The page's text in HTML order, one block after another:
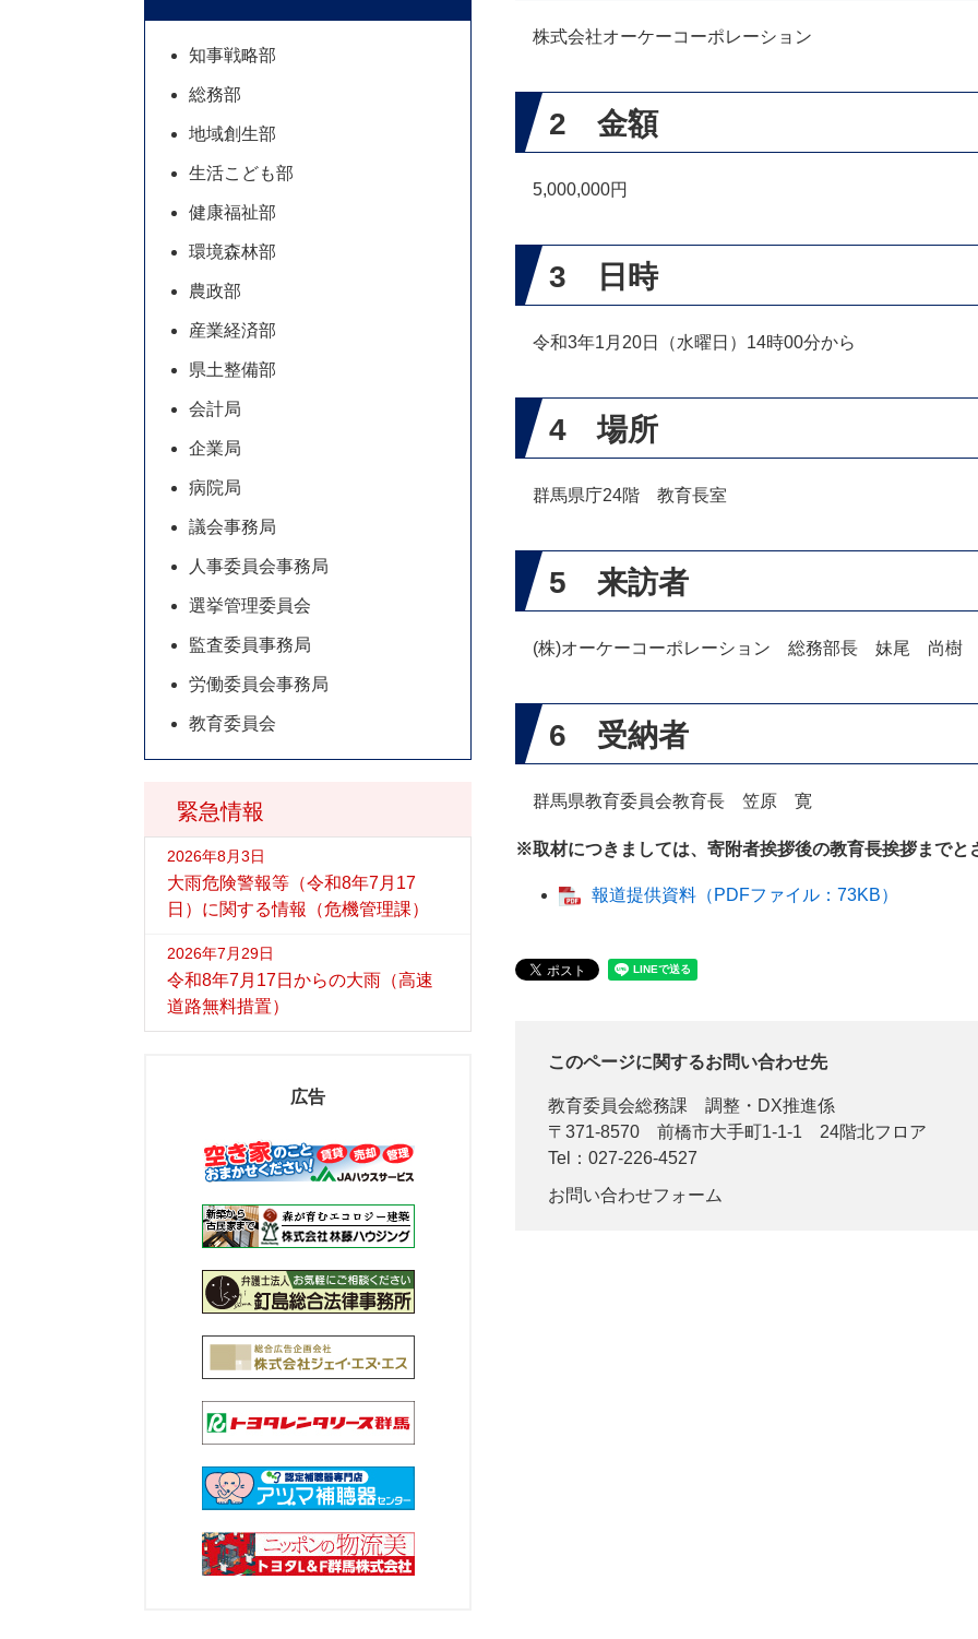
株式会社オーケーコーポレーション
2 金額
5,000,000円
3 日時
令和3年1月20日（水曜日）14時00分から
4 場所
群馬県庁24階 教育長室
5 来訪者
(株)オーケーコーポレーション 総務部長 妹尾 尚樹
6 受納者
群馬県教育委員会教育長 笠原 寛
※取材につきましては、寄附者挨拶後の教育長挨拶までと
報道提供資料（PDFファイル：73KB）
このページに関するお問い合わせ先
教育委員会総務課
調整・DX推進係
〒371-8570
前橋市大手町1-1-1 24階北フロア
Tel：027-226-4527
お問い合わせフォーム
緊急情報
2026年8月3日
大雨危険警報等（令和8年7月17
日）に関する情報（危機管理課）
2026年7月29日
令和8年7月17日からの大雨（高速
道路無料措置）
知事戦略部
総務部
地域創生部
生活こども部
健康福祉部
環境森林部
農政部
産業経済部
県土整備部
会計局
企業局
病院局
議会事務局
人事委員会事務局
選挙管理委員会
監査委員事務局
労働委員会事務局
教育委員会
広告